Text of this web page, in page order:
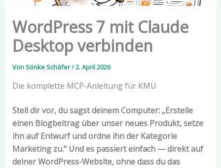
WordPress 7 mit Claude
Desktop verbinden
VonSönke Schäfer/2. April 2026
Die komplette MCP-Anleitung für KMU
Stell dir vor, du sagst deinem Computer: „Erstelle
einen Blogbeitrag über unser neues Produkt, setze
ihn auf Entwurf und ordne ihn der Kategorie
Marketing zu.“ Und es passiert einfach — direkt auf
deiner WordPress-Website, ohne dass du das